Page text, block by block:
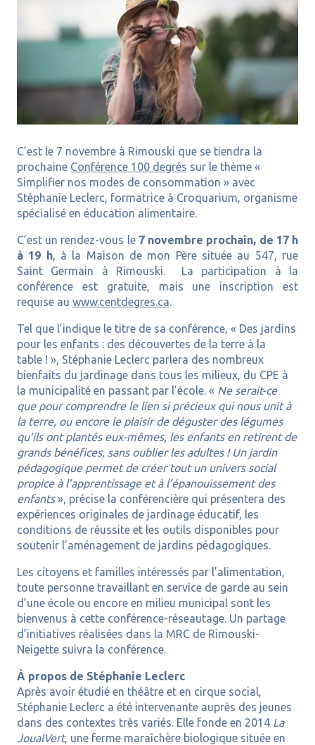
C’est le 7 novembre à Rimouski que se tiendra la
prochaine Conférence 100 degrés sur le thème «
Simplifier nos modes de consommation » avec
Stéphanie Leclerc, formatrice à Croquarium, organisme
spécialisé en éducation alimentaire.
C’est un rendez-vous le 7 novembre prochain, de 17 h
à 19 h, à la Maison de mon Père située au 547, rue
Saint Germain à Rimouski. La participation à la
conférence est gratuite, mais une inscription est
requise au www.centdegres.ca.
Tel que l’indique le titre de sa conférence, « Des jardins
pour les enfants : des découvertes de la terre à la
table ! », Stéphanie Leclerc parlera des nombreux
bienfaits du jardinage dans tous les milieux, du CPE à
la municipalité en passant par l’école. « Ne serait-ce
que pour comprendre le lien si précieux qui nous unit à
la terre, ou encore le plaisir de déguster des légumes
qu’ils ont plantés eux-mêmes, les enfants en retirent de
grands bénéfices, sans oublier les adultes ! Un jardin
pédagogique permet de créer tout un univers social
propice à l’apprentissage et à l’épanouissement des
enfants», précise la conférencière qui présentera des
expériences originales de jardinage éducatif, les
conditions de réussite et les outils disponibles pour
soutenir l’aménagement de jardins pédagogiques.
Les citoyens et familles intéressés par l’alimentation,
toute personne travaillant en service de garde au sein
d’une école ou encore en milieu municipal sont les
bienvenus à cette conférence-réseautage. Un partage
d’initiatives réalisées dans la MRC de Rimouski-
Neigette suivra la conférence.
À propos de Stéphanie Leclerc
Après avoir étudié en théâtre et en cirque social,
Stéphanie Leclerc a été intervenante auprès des jeunes
dans des contextes très variés. Elle fonde en 2014 La
JoualVert, une ferme maraîchère biologique située en